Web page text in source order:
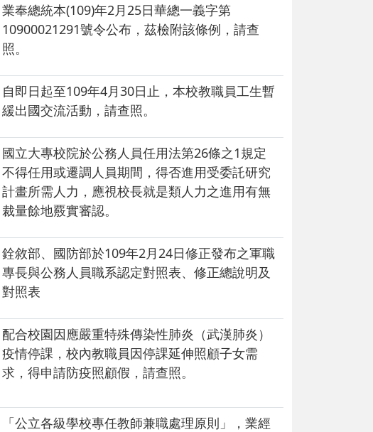
業奉總統本(109)年2月25日華總一義字第
10900021291號令公布，茲檢附該條例，請查
照。
自即日起至109年4月30日止，本校教職員工生暫
緩出國交流活動，請查照。
國立大專校院於公務人員任用法第26條之1規定
不得任用或遷調人員期間，得否進用受委託研究
計畫所需人力，應視校長就是類人力之進用有無
裁量餘地覈實審認。
銓敘部、國防部於109年2月24日修正發布之軍職
專長與公務人員職系認定對照表、修正總說明及
對照表
配合校園因應嚴重特殊傳染性肺炎（武漢肺炎）
疫情停課，校內教職員因停課延伸照顧子女需
求，得申請防疫照顧假，請查照。
「公立各級學校專任教師兼職處理原則」，業經